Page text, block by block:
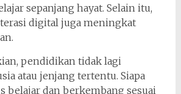
sepanjang hayat. Selain itu,
digital juga meningkat
pendidikan tidak lagi
atau jenjang tertentu. Siapa
belajar dan berkembang sesuai